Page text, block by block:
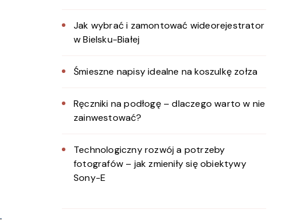
Jak wybrać i zamontować wideorejestrator
w Bielsku-Białej
Śmieszne napisy idealne na koszulkę zołza
Ręczniki na podłogę – dlaczego warto w nie
zainwestować?
Technologiczny rozwój a potrzeby
fotografów – jak zmieniły się obiektywy
Sony-E